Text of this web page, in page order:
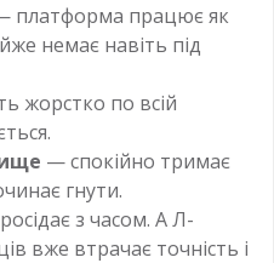
платформа працює як
немає навіть під
жорстко по всій
— спокійно тримає
гнути.
з часом. А Л-
вже втрачає точність і